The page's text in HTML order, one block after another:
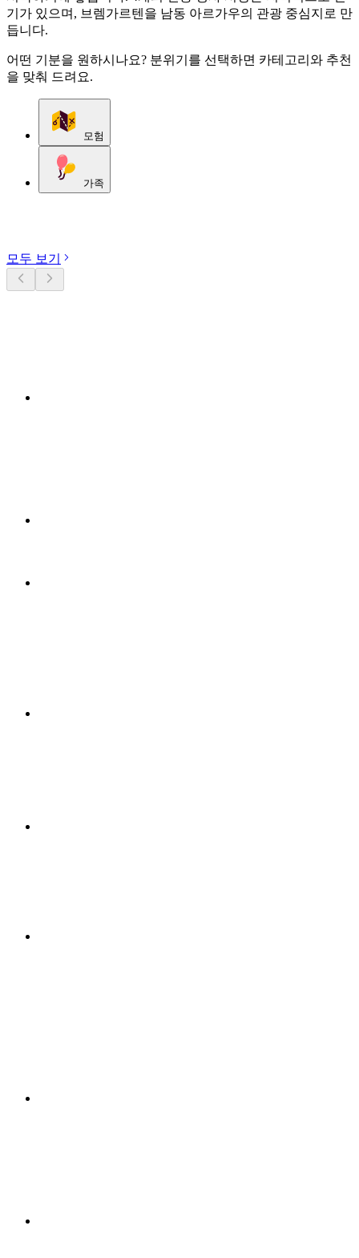
기가 있으며, 브렘가르텐을 남동 아르가우의 관광 중심지로 만
듭니다.
어떤 기분을 원하시나요? 분위기를 선택하면 카테고리와 추천
을 맞춰 드려요.
모험
가족
모두 보기